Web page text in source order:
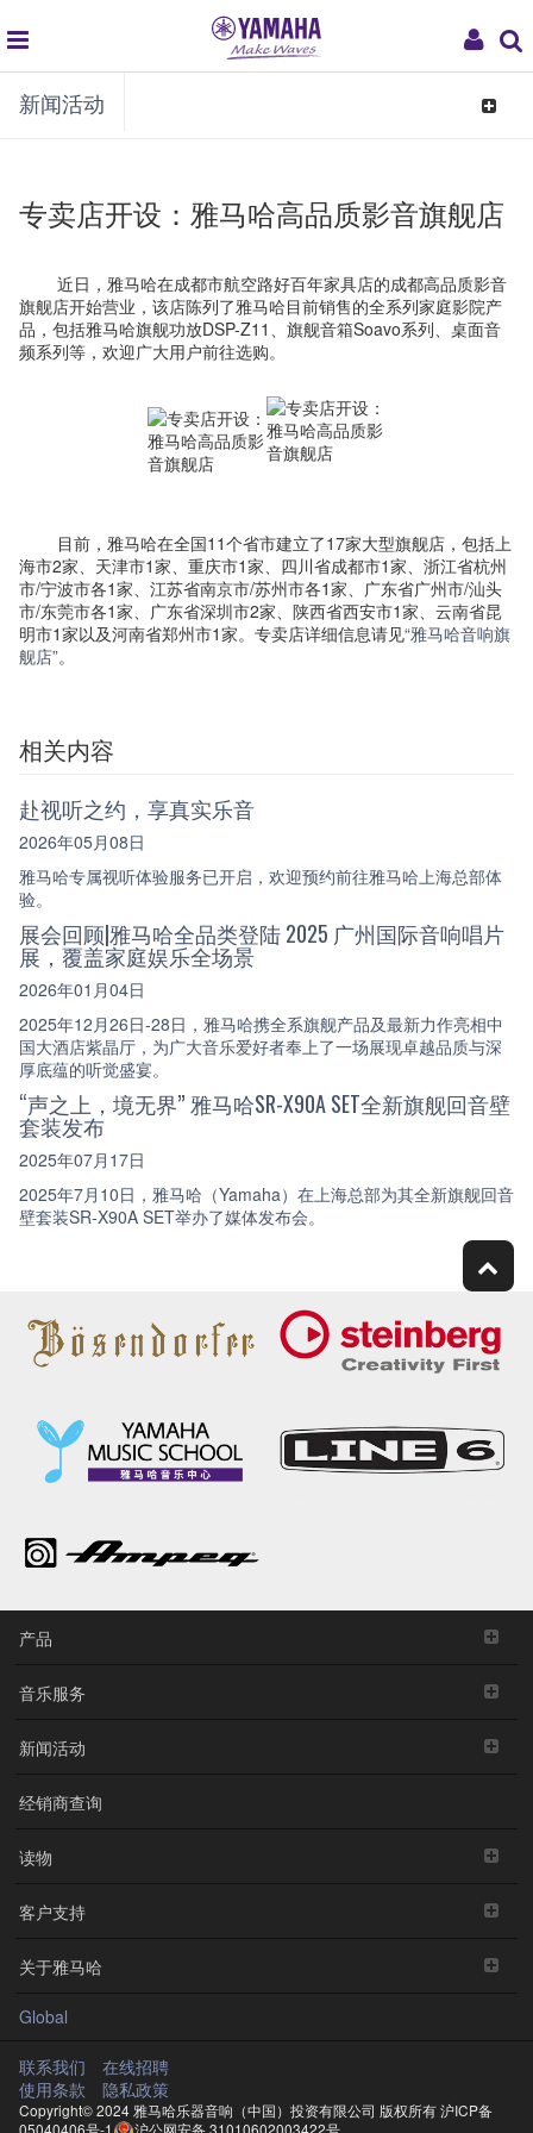
My
global
navigation
新闻活动
Toggle
专卖店开设：雅马哈高品质影音旗舰店
近日，雅马哈在成都市航空路好百年家具店的成都高品质影音
旗舰店开始营业，该店陈列了雅马哈目前销售的全系列家庭影院产
品，包括雅马哈旗舰功放DSP-Z11、旗舰音箱Soavo系列、桌面音
频系列等，欢迎广大用户前往选购。
目前，雅马哈在全国11个省市建立了17家大型旗舰店，包括上
海市2家、天津市1家、重庆市1家、四川省成都市1家、浙江省杭州
市/宁波市各1家、江苏省南京市/苏州市各1家、广东省广州市/汕头
市/东莞市各1家、广东省深圳市2家、陕西省西安市1家、云南省昆
明市1家以及河南省郑州市1家。专卖店详细信息请见“雅马哈音响旗
舰店”。
相关内容
赴视听之约，享真实乐音
2026年05月08日
雅马哈专属视听体验服务已开启，欢迎预约前往雅马哈上海总部体
验。
展会回顾|雅马哈全品类登陆 2025 广州国际音响唱片
展，覆盖家庭娱乐全场景
2026年01月04日
2025年12月26日-28日，雅马哈携全系旗舰产品及最新力作亮相中
国大酒店紫晶厅，为广大音乐爱好者奉上了一场展现卓越品质与深
厚底蕴的听觉盛宴。
“声之上，境无界” 雅马哈SR-X90A SET全新旗舰回音壁
套装发布
2025年07月17日
2025年7月10日，雅马哈（Yamaha）在上海总部为其全新旗舰回音
壁套装SR-X90A SET举办了媒体发布会。
产品
音乐服务
新闻活动
经销商查询
读物
客户支持
关于雅马哈
Global
联系我们
在线招聘
使用条款
隐私政策
Copyright© 2024 雅马哈乐器音响（中国）投资有限公司 版权所有沪ICP备